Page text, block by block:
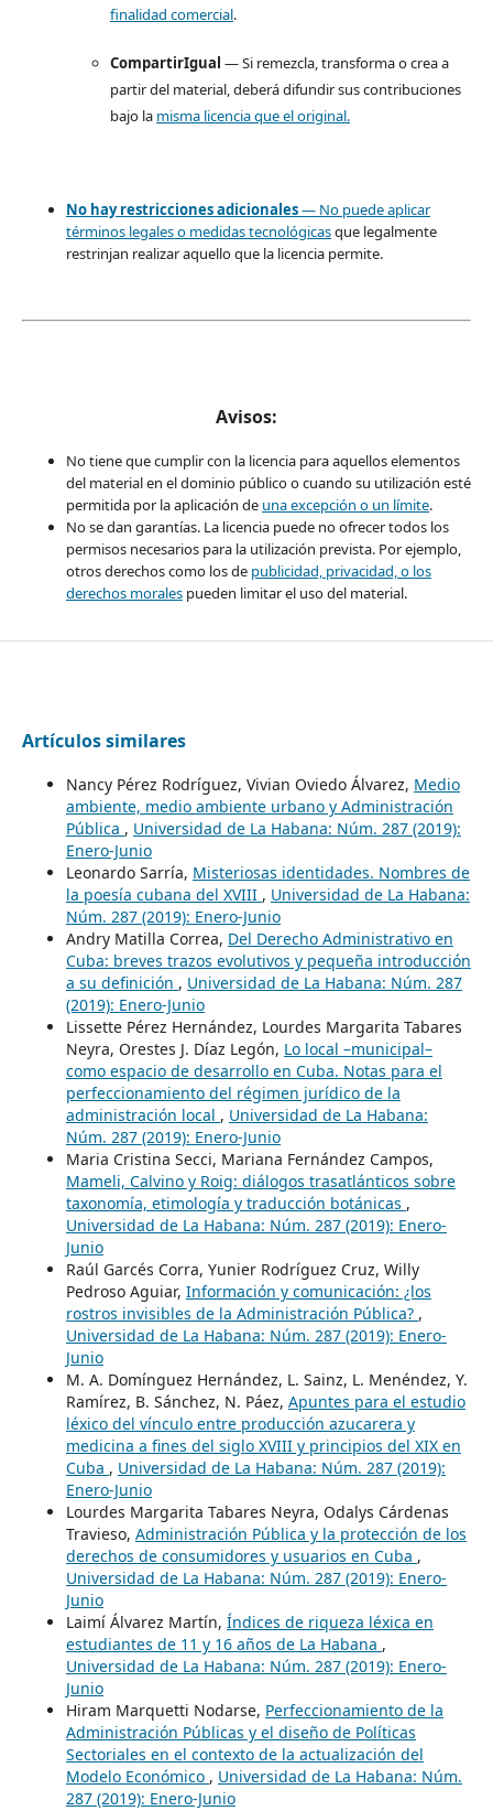
finalidad comercial.
CompartirIgual — Si remezcla, transforma o crea a
partir del material, deberá difundir sus contribuciones
bajo la misma licencia que el original.
No hay restricciones adicionales— No puede aplicar
términos legales o medidas tecnológicasque legalmente
restrinjan realizar aquello que la licencia permite.
Avisos:
No tiene que cumplir con la licencia para aquellos elementos
del material en el dominio público o cuando su utilización esté
permitida por la aplicación de una excepción o un límite.
No se dan garantías. La licencia puede no ofrecer todos los
permisos necesarios para la utilización prevista. Por ejemplo,
otros derechos como los de publicidad, privacidad, o los
derechos moralespueden limitar el uso del material.
Artículos similares
Nancy Pérez Rodríguez, Vivian Oviedo Álvarez, Medio
ambiente, medio ambiente urbano y Administración
Pública , Universidad de La Habana: Núm. 287 (2019):
Enero-Junio
Leonardo Sarría, Misteriosas identidades. Nombres de
la poesía cubana del XVIII , Universidad de La Habana:
Núm. 287 (2019): Enero-Junio
Andry Matilla Correa, Del Derecho Administrativo en
Cuba: breves trazos evolutivos y pequeña introducción
a su definición , Universidad de La Habana: Núm. 287
(2019): Enero-Junio
Lissette Pérez Hernández, Lourdes Margarita Tabares
Neyra, Orestes J. Díaz Legón, Lo local –municipal–
como espacio de desarrollo en Cuba. Notas para el
perfeccionamiento del régimen jurídico de la
administración local , Universidad de La Habana:
Núm. 287 (2019): Enero-Junio
Maria Cristina Secci, Mariana Fernández Campos,
Mameli, Calvino y Roig: diálogos trasatlánticos sobre
taxonomía, etimología y traducción botánicas ,
Universidad de La Habana: Núm. 287 (2019): Enero-
Junio
Raúl Garcés Corra, Yunier Rodríguez Cruz, Willy
Pedroso Aguiar, Información y comunicación: ¿los
rostros invisibles de la Administración Pública? ,
Universidad de La Habana: Núm. 287 (2019): Enero-
Junio
M. A. Domínguez Hernández, L. Sainz, L. Menéndez, Y.
Ramírez, B. Sánchez, N. Páez, Apuntes para el estudio
léxico del vínculo entre producción azucarera y
medicina a fines del siglo XVIII y principios del XIX en
Cuba , Universidad de La Habana: Núm. 287 (2019):
Enero-Junio
Lourdes Margarita Tabares Neyra, Odalys Cárdenas
Travieso, Administración Pública y la protección de los
derechos de consumidores y usuarios en Cuba ,
Universidad de La Habana: Núm. 287 (2019): Enero-
Junio
Laimí Álvarez Martín, Índices de riqueza léxica en
estudiantes de 11 y 16 años de La Habana ,
Universidad de La Habana: Núm. 287 (2019): Enero-
Junio
Hiram Marquetti Nodarse, Perfeccionamiento de la
Administración Públicas y el diseño de Políticas
Sectoriales en el contexto de la actualización del
Modelo Económico , Universidad de La Habana: Núm.
287 (2019): Enero-Junio